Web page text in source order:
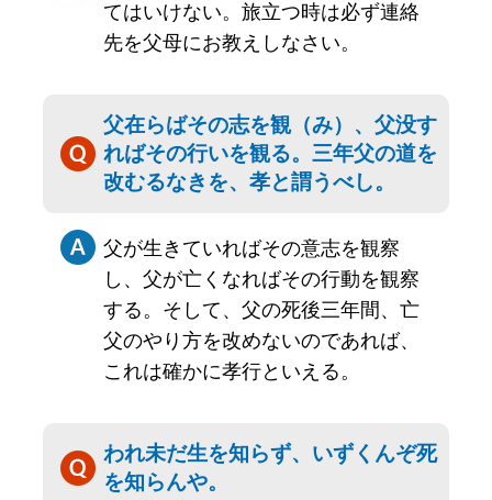
てはいけない。旅立つ時は必ず連絡
先を父母にお教えしなさい。
父在らばその志を観（み）、父没す
ればその行いを観る。三年父の道を
改むるなきを、孝と謂うべし。
父が生きていればその意志を観察
し、父が亡くなればその行動を観察
する。そして、父の死後三年間、亡
父のやり方を改めないのであれば、
これは確かに孝行といえる。
われ未だ生を知らず、いずくんぞ死
を知らんや。